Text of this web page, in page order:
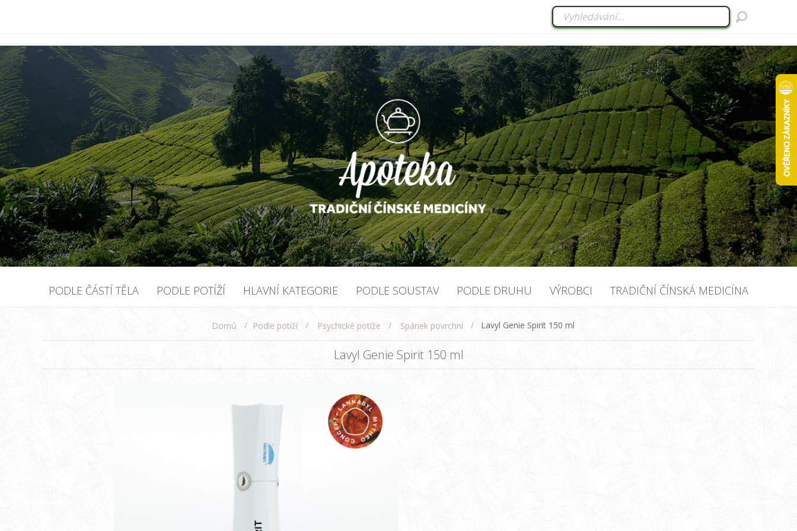
PODLE ČÁSTÍ TĚLA PODLE POTÍŽÍ HLAVNÍ KATEGORIE PODLE SOUSTAV PODLE DRUHU VÝROBCI TRADIČNÍ ČÍNSKÁ MEDICÍNA
Domů / Podle potíží / Psychické potíže / Spánek povrchní / Lavyl Genie Spirit 150 ml
Lavyl Genie Spirit 150 ml